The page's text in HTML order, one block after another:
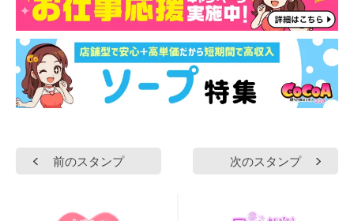
前のスタンプ 次のスタンプ